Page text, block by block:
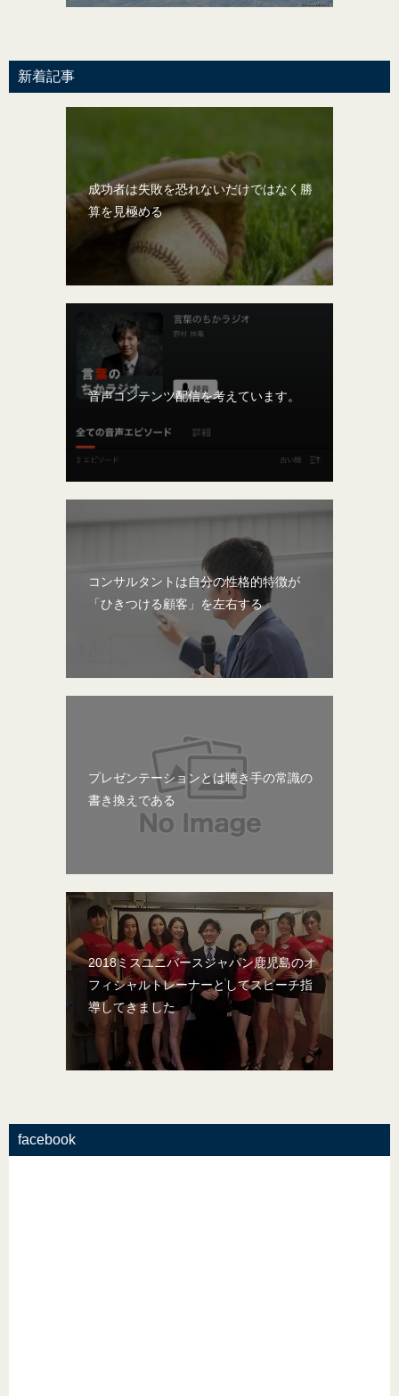
新着記事
成功者は失敗を恐れないだけではなく勝
算を見極める
音声コンテンツ配信を考えています。
コンサルタントは自分の性格的特徴が
「ひきつける顧客」を左右する
プレゼンテーションとは聴き手の常識の
書き換えである
2018ミスユニバースジャパン鹿児島のオ
フィシャルトレーナーとしてスピーチ指
導してきました
facebook